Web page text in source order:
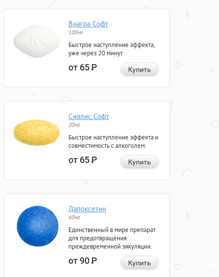
Виагра Софт
100мг
Быстрое наступление эффекта,
уже через 20 минут.
от 65Р Купить
Сиалис Софт
20мг
Быстрое наступление эффекта и
совместимость с алкоголем.
от 65Р Купить
Дапоксетин
60мг
Единственный в мире препарат
для предотвращения
преждевременной эякуляции.
от 90Р Купить